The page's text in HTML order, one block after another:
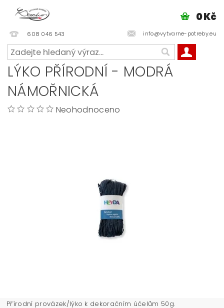
608 046 543 info@vytvarne-potreby.eu
0 Kč
LÝKO PŘÍRODNÍ - MODRÁ
NÁMOŘNICKÁ
Neohodnoceno
Přírodní provázek/lýko k dekoračním účelům 50g.